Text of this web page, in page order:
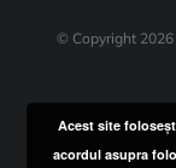
© Copyright
Acest site
acordul asupra